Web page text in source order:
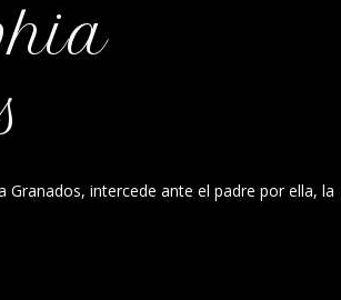
intercede ante el padre por ella, la